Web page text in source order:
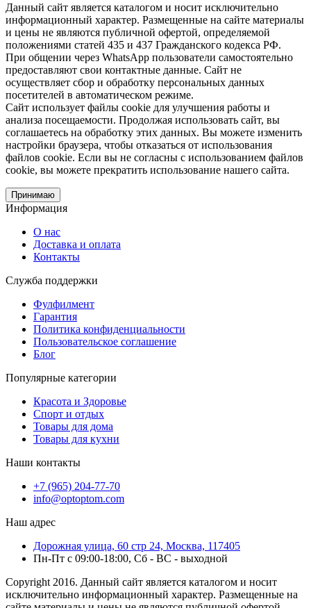
Данный сайт является каталогом и носит исключительно
информационный характер. Размещенные на сайте материалы
и цены не являются публичной офертой, определяемой
положениями статей 435 и 437 Гражданского кодекса РФ.
При общении через WhatsApp пользователи самостоятельно
предоставляют свои контактные данные. Сайт не
осуществляет сбор и обработку персональных данных
посетителей в автоматическом режиме.
Сайт использует файлы cookie для улучшения работы и
анализа посещаемости. Продолжая использовать сайт, вы
соглашаетесь на обработку этих данных. Вы можете изменить
настройки браузера, чтобы отказаться от использования
файлов cookie. Если вы не согласны с использованием файлов
cookie, вы можете прекратить использование нашего сайта.
Принимаю
Информация
О нас
Доставка и оплата
Контакты
Служба поддержки
Фулфилмент
Гарантия
Политика конфиденциальности
Пользовательское соглашение
Блог
Популярные категории
Красота и Здоровье
Спорт и отдых
Товары для дома
Товары для кухни
Наши контакты
+7 (965) 204-77-70
info@optoptom.com
Наш адрес
Дорожная улица, 60 стр 24, Москва, 117405
Пн-Пт с 09:00-18:00, Сб - ВС - выходной
Copyright 2016. Данный сайт является каталогом и носит
исключительно информационный характер. Размещенные на